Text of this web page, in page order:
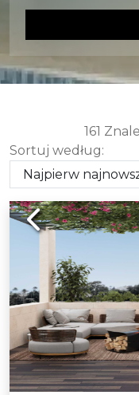
161
Sortuj według:
Previous